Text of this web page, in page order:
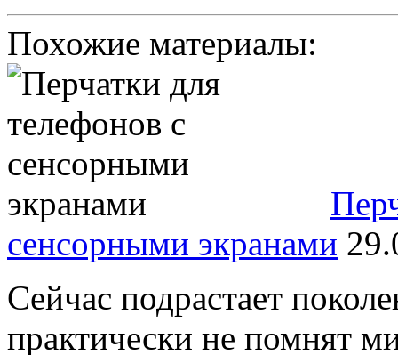
Похожие материалы:
сенсорными экранами
Сейчас подрастает
практически не помнят